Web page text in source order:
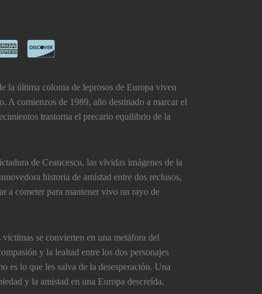
la última colonia de leprosos de Europa viven
A comienzos de 1989, año destinado a marcar el
trastorna el precario equilibrio de la
de Ceaucescu, las vívidas imágenes de la
historia de amistad entre dos reclusos,
a cometer para mantener vivo un rayo de
se convierten en una metáfora del
y la lealtad entre los dos personajes
es lo que les salva de la desesperación. Una
y la amistad en una Europa descreída.